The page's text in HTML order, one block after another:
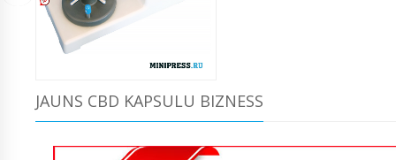
JAUNS CBD KAPSULU BIZNESS